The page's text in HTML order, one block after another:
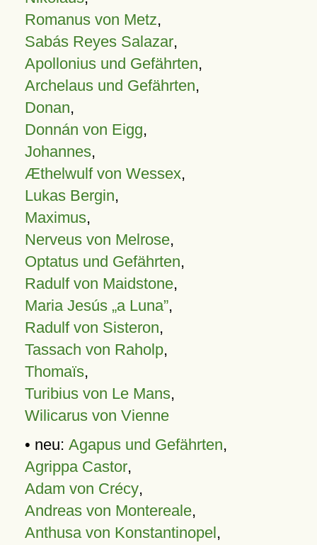
Romanus von Metz,
Sabás Reyes Salazar,
Apollonius und Gefährten,
Archelaus und Gefährten,
Donan,
Donnán von Eigg,
Johannes,
Æthelwulf von Wessex,
Lukas Bergin,
Maximus,
Nerveus von Melrose,
Optatus und Gefährten,
Radulf von Maidstone,
Maria Jesús „a Luna”,
Radulf von Sisteron,
Tassach von Raholp,
Thomaïs,
Turibius von Le Mans,
Wilicarus von Vienne
• neu: Agapus und Gefährten,
Agrippa Castor,
Adam von Crécy,
Andreas von Montereale,
Anthusa von Konstantinopel,